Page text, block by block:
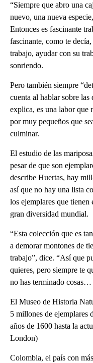
“Siempre que abro una
nuevo, una nueva
Entonces es fascinante
fascinante, como te
trabajo, ayudar con su
sonriendo.
Pero también siempre
cuenta al hablar sobre
explica, es una labor que
por muy pequeños que
culminar.
El estudio de las
pesar de que son
describe Huertas, hay
así que no hay una lista
los ejemplares que tienen
gran diversidad mundial.
“Esta colección que es
a demorar montones de
trabajo”, dice. “Así que
quieres, pero siempre te
no has terminado cosas…
El Museo de Historia
5 millones de ejemplares
años de 1600 hasta la
London)
Colombia, el país con